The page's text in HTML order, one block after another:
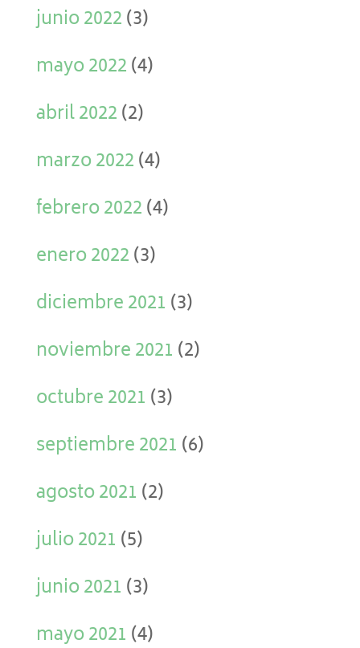
junio 2022(3)
mayo 2022(4)
abril 2022(2)
marzo 2022(4)
febrero 2022(4)
enero 2022(3)
diciembre 2021 (3)
noviembre 2021 (2)
octubre 2021 (3)
septiembre 2021 (6)
agosto 2021 (2)
julio 2021 (5)
junio 2021 (3)
mayo 2021 (4)